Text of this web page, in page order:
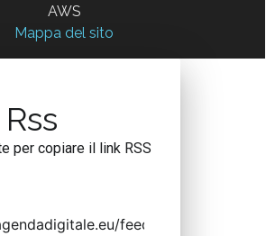
AWS
Mappa del sito
per copiare il link RSS